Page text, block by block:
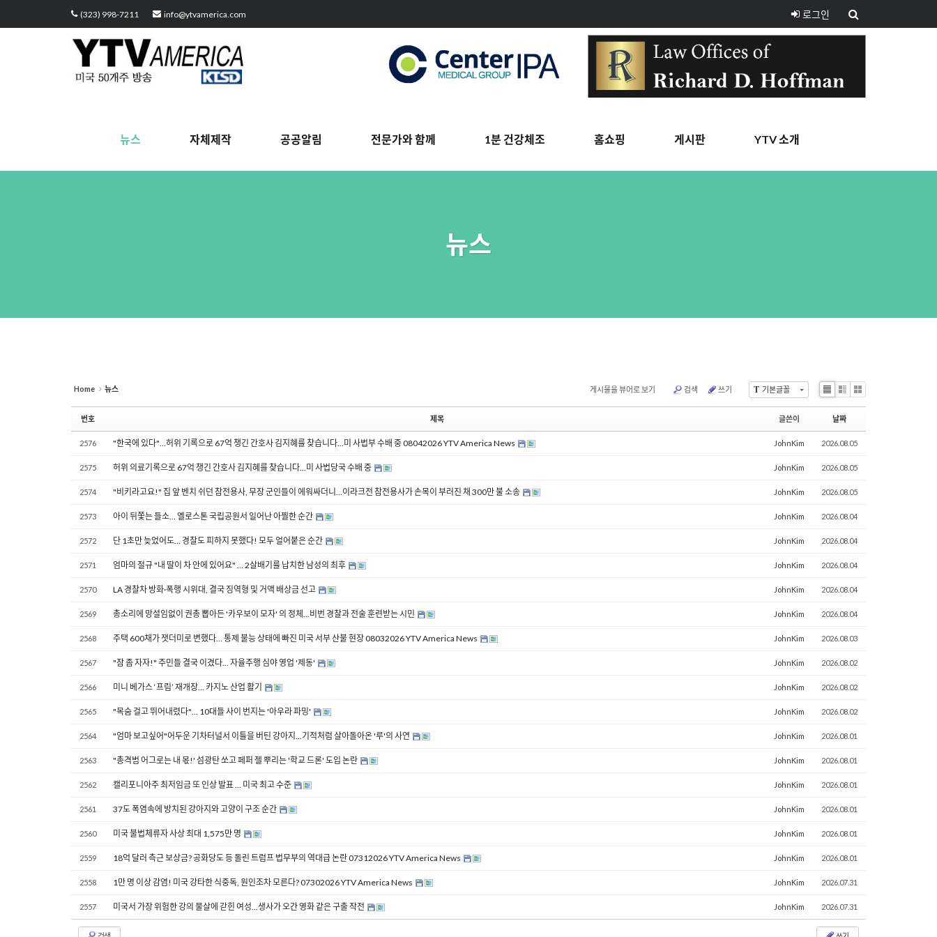
(323) 998-7211 info@ytvamerica.com 로그인
뉴스 자체제작 공공알림 전문가와 함께 1분 건강체조 홈쇼핑 게시판 YTV 소개
뉴스
Home 뉴스 T 기본글꼴
게시물을 뷰어로 보기 검색 쓰기
Li
Zi
e
G
번호 제목 글쓴이 날짜
2576 "한국에 있다"…허위 기록으로 67억 챙긴 간호사 김지혜를 찾습니다...미 사법부 수배 중 08042026 YTV America News JohnKim 2026.08.05
2575 허위 의료기록으로 67억 챙긴 간호사 김지혜를 찾습니다...미 사법당국 수배 중 JohnKim 2026.08.05
2574 "비키라고요!" 집 앞 벤치 쉬던 참전용사, 무장 군인들이 에워싸더니…이라크전 참전용사가 손목이 부러진 채 300만 불 소송 JohnKim 2026.08.05
2573 아이 뒤쫓는 들소… 옐로스톤 국립공원서 일어난 아찔한 순간 JohnKim 2026.08.04
2572 단 1초만 늦었어도… 경찰도 피하지 못했다! 모두 얼어붙은 순간 JohnKim 2026.08.04
2571 엄마의 절규 "내 딸이 차 안에 있어요" ... 2살배기를 납치한 남성의 최후 JohnKim 2026.08.04
2570 LA 경찰차 방화·폭행 시위대, 결국 징역형 및 거액 배상금 선고 JohnKim 2026.08.04
2569 총소리에 망설임없이 권총 뽑아든 '카우보이 모자' 의 정체...비번 경찰과 전술 훈련받는 시민 JohnKim 2026.08.04
2568 주택 600채가 잿더미로 변했다… 통제 불능 상태에 빠진 미국 서부 산불 현장 08032026 YTV America News JohnKim 2026.08.03
2567 "잠 좀 자자!" 주민들 결국 이겼다… 자율주행 심야 영업 '제동' JohnKim 2026.08.02
2566 미니 베가스 ‘프림’ 재개장… 카지노 산업 활기 JohnKim 2026.08.02
2565 "목숨 걸고 뛰어내렸다"… 10대들 사이 번지는 '아우라 파밍' JohnKim 2026.08.02
2564 "엄마 보고싶어"어두운 기차터널서 이틀을 버틴 강아지...기적처럼 살아돌아온 '루'의 사연 JohnKim 2026.08.01
2563 "총격범 어그로는 내 몫!' 섬광탄 쏘고 페퍼 젤 뿌리는 '학교 드론' 도입 논란 JohnKim 2026.08.01
2562 캘리포니아주 최저임금 또 인상 발표 ... 미국 최고 수준 JohnKim 2026.08.01
2561 37도 폭염속에 방치된 강아지와 고양이 구조 순간 JohnKim 2026.08.01
2560 미국 불법체류자 사상 최대 1,575만 명 JohnKim 2026.08.01
2559 18억 달러 측근 보상금? 공화당도 등 돌린 트럼프 법무부의 역대급 논란 07312026 YTV America News JohnKim 2026.08.01
2558 1만 명 이상 감염! 미국 강타한 식중독, 원인조차 모른다? 07302026 YTV America News JohnKim 2026.07.31
2557 미국서 가장 위험한 강의 물살에 갇힌 여성...생사가 오간 영화 같은 구출 작전 JohnKim 2026.07.31